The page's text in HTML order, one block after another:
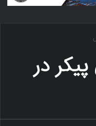
در